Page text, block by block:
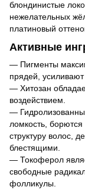
блондинистые
нежелательных
платиновый
Активные
— Пигменты
прядей,
— Хитозан
воздействием.
—
ломкость,
структуру волос,
блестящими.
— Токоферол
свободные
фолликулы.